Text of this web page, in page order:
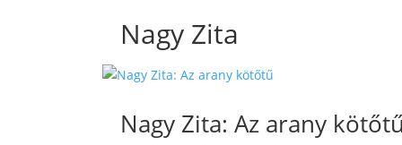
Nagy Zita
Nagy Zita: Az arany kötőtű